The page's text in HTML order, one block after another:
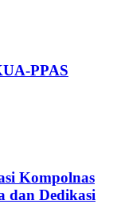
PPAS
Kompolnas
dan Dedikasi